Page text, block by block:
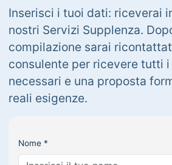
Inserisci i tuoi dati: riceverai
nostri Servizi Supplenza.
compilazione sarai
consulente per ricevere tutti
necessari e una proposta
reali esigenze.
Nome *